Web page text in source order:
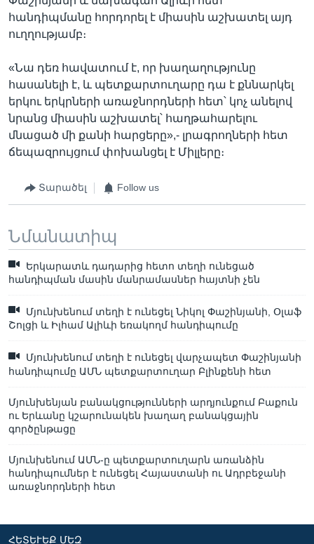
հանդիպմանը հորդորել է միասին աշխատել այդ
ուղղությամբ։
«Նա դեռ հավատում է, որ խաղաղությունը
հասանելի է, և պետքարտուղարը դա է քննարկել
երկու երկրների առաջնորդների հետ՝ կոչ անելով
նրանց միասին աշխատել՝ հաղթահարելու
մնացած մի քանի հարցերը»,- լրագրողների հետ
ճեպազրույցում փոխանցել է Միլլերը։
Տարածել Follow us
Նմանատիպ
Երկարատև դադարից հետո տեղի ունեցած
հանդիպման մասին մանրամասներ հայտնի չեն
Մյունխենում տեղի է ունեցել Նիկոլ Փաշինյանի, Օլաֆ
Շոլցի և Իլհամ Ալիևի եռակողմ հանդիպումը
Մյունխենում տեղի է ունեցել վարչապետ Փաշինյանի
հանդիպումը ԱՄՆ պետքարտուղար Բլինքենի հետ
Մյունխենյան բանակցությունների արդյունքում Բաքուն
ու Երևանը կշարունակեն խաղաղ բանակցային
գործընթացը
Մյունխենում ԱՄՆ-ը պետքարտուղարն առանձին
հանդիպումներ է ունեցել Հայաստանի ու Ադրբեջանի
առաջնորդների հետ
ՀԵՏԵՒԵՔ ՄԵԶ